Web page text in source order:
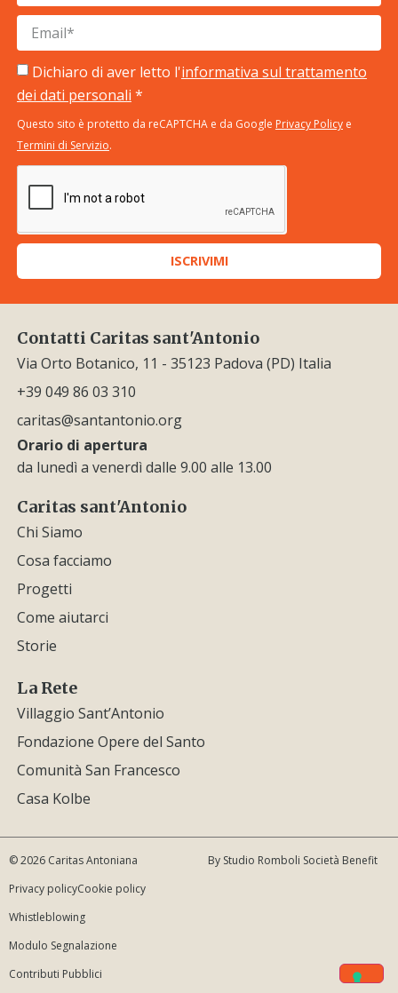
Dichiaro di aver letto l'informativa sul trattamento
dei dati personali *
Questo sito è protetto da reCAPTCHA e da Google Privacy Policye
Termini di Servizio.
ISCRIVIMI
Contatti Caritas sant'Antonio
Via Orto Botanico, 11 - 35123 Padova (PD) Italia
+39 049 86 03 310
caritas@santantonio.org
Orario di apertura
da lunedì a venerdì dalle 9.00 alle 13.00
Caritas sant'Antonio
Chi Siamo
Cosa facciamo
Progetti
Come aiutarci
Storie
La Rete
Villaggio Sant’Antonio
Fondazione Opere del Santo
Comunità San Francesco
Casa Kolbe
© 2026 Caritas Antoniana
Privacy policyCookie policy
Whistleblowing
Modulo Segnalazione
Contributi Pubblici
By Studio Romboli Società Benefit